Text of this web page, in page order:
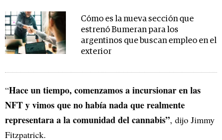
Cómo es la nueva sección que
estrenó Bumeran para los
argentinos que buscan empleo en el
exterior
“Hace un tiempo, comenzamos a incursionar en las
NFT y vimos que no había nada que realmente
representara a la comunidad del cannabis”, dijo Jimmy
Fitzpatrick.